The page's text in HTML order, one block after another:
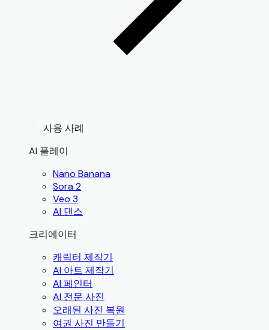
사용 사례
AI 플레이
Nano Banana
Sora 2
Veo 3
AI 댄스
크리에이터
캐릭터 제작기
AI 아트 제작기
AI 페인터
AI 전문 사진
오래된 사진 복원
여권 사진 만들기